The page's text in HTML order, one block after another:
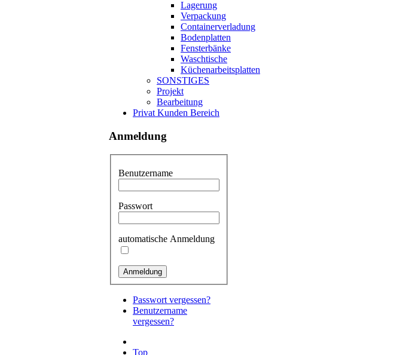
Lagerung
Verpackung
Containerverladung
Bodenplatten
Fensterbänke
Waschtische
Küchenarbeitsplatten
SONSTIGES
Projekt
Bearbeitung
Privat Kunden Bereich
Anmeldung
Benutzername
Passwort
automatische Anmeldung
Passwort vergessen?
Benutzername
vergessen?
Top